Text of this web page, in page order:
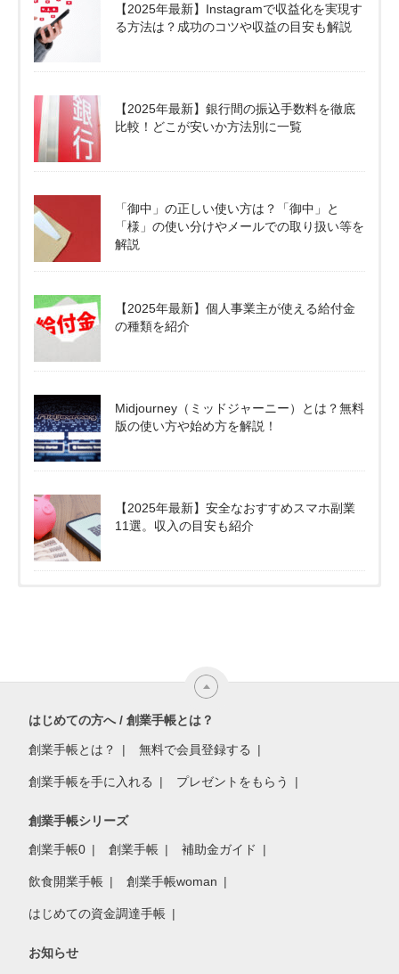
【2025年最新】Instagramで収益化を実現す
る方法は？成功のコツや収益の目安も解説
【2025年最新】銀行間の振込手数料を徹底
比較！どこが安いか方法別に一覧
「御中」の正しい使い方は？「御中」と
「様」の使い分けやメールでの取り扱い等を
解説
【2025年最新】個人事業主が使える給付金
の種類を紹介
Midjourney（ミッドジャーニー）とは？無料
版の使い方や始め方を解説！
【2025年最新】安全なおすすめスマホ副業
11選。収入の目安も紹介
はじめての方へ / 創業手帳とは？
創業手帳とは？ 無料で会員登録する
創業手帳を手に入れる プレゼントをもらう
創業手帳シリーズ
創業手帳0 創業手帳 補助金ガイド
飲食開業手帳 創業手帳woman
はじめての資金調達手帳
お知らせ